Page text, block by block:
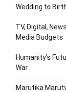
Wedding to
TV, Digital,
Media Budgets
Humanity’s
War
Marutika